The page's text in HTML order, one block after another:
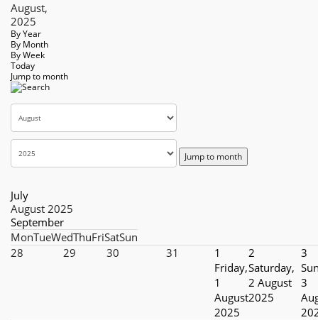
August,
2025
By Year
By Month
By Week
Today
Jump to month
Jump to month
July
August 2025
September
MonTueWedThuFriSatSun
28
29 30 31
1
Friday,
1
August
2025
2
Saturday,
2 August
2025
3
3